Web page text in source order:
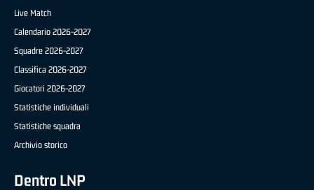
Live Match
Calendario 2026-2027
Squadre 2026-2027
Classifica 2026-2027
Giocatori 2026-2027
Statistiche individuali
Statistiche squadra
Archivio storico
Dentro LNP